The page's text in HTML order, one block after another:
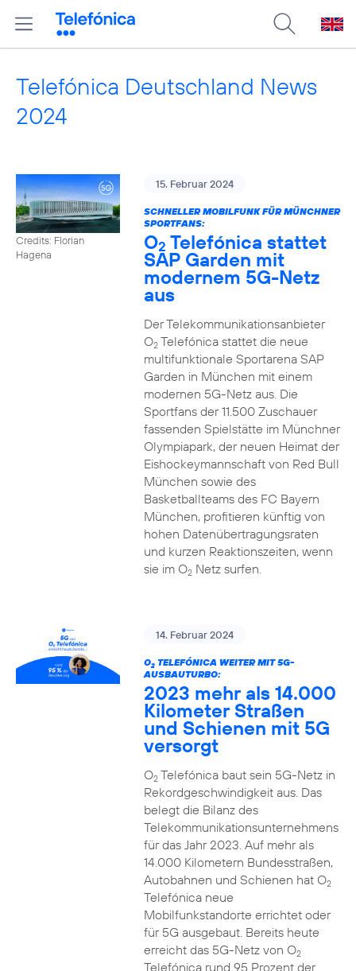
Telefónica Deutschland News
2024
Credits: Florian
Hagena
15. Februar 2024
SCHNELLER MOBILFUNK FÜR MÜNCHNER
SPORTFANS:
O2 Telefónica stattet
SAP Garden mit
modernem 5G-Netz
aus
Der Telekommunikationsanbieter
O2Telefónica stattet die neue
multifunktionale Sportarena SAP
Garden in München mit einem
modernen 5G-Netz aus. Die
Sportfans der 11.500 Zuschauer
fassenden Spielstätte im Münchner
Olympiapark, der neuen Heimat der
Eishockeymannschaft von Red Bull
München sowie des
Basketballteams des FC Bayern
München, profitieren künftig von
hohen Datenübertragungsraten
und kurzen Reaktionszeiten, wenn
sie im O2Netz surfen.
14. Februar 2024
O2TELEFÓNICA WEITER MIT 5G-
AUSBAUTURBO:
2023 mehr als 14.000
Kilometer Straßen
und Schienen mit 5G
versorgt
O2Telefónica baut sein 5G-Netz in
Rekordgeschwindigkeit aus. Das
belegt die Bilanz des
Telekommunikationsunternehmens
für das Jahr 2023. Auf mehr als
14.000 Kilometern Bundesstraßen,
Autobahnen und Schienen hat O2
Telefónica neue
Mobilfunkstandorte errichtet oder
für 5G ausgebaut. Bereits heute
erreicht das 5G-Netz von O2
Telefónica rund 95 Prozent der